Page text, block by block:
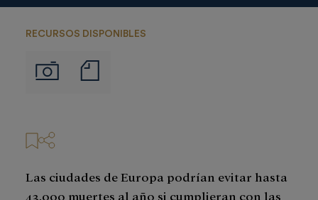
RECURSOS DISPONIBLES
Imágenes
de
Las ciudades de Europa podrían evitar hasta
43.000 muertes al año si cumplieran con las